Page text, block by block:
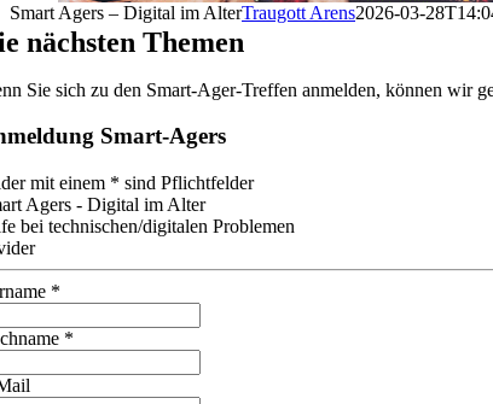
Smart Agers – Digital im AlterTraugott Arens2026-03-
nächsten Themen
Sie sich zu den Smart-Ager-Treffen anmelden, können wir
Smart-Agers
mit einem * sind Pflichtfelder
Agers - Digital im Alter
bei technischen/digitalen Problemen
*
*